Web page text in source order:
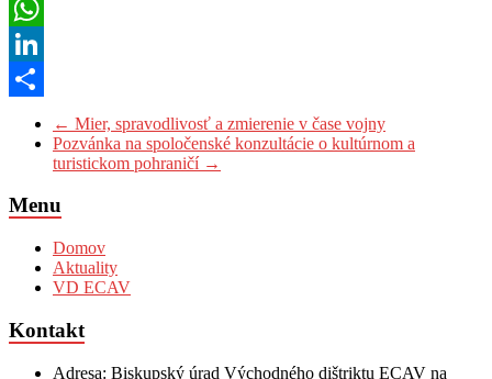
Pinterest
WhatsApp
LinkedIn
← Mier, spravodlivosť a zmierenie v čase vojny
Pozvánka na spoločenské konzultácie o kultúrnom a
turistickom pohraničí →
Menu
Domov
Aktuality
VD ECAV
Kontakt
Adresa: Biskupský úrad Východného dištriktu ECAV na